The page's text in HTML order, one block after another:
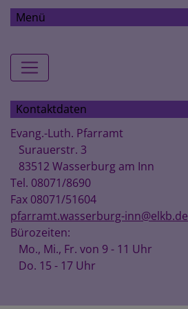
Menü
Hauptnavigation
Kontaktdaten
Evang.-Luth. Pfarramt
Surauerstr. 3
83512 Wasserburg am Inn
Tel. 08071/8690
Fax 08071/51604
pfarramt.wasserburg-inn@elkb.de
Bürozeiten:
Mo., Mi., Fr. von 9 - 11 Uhr
Do. 15 - 17 Uhr